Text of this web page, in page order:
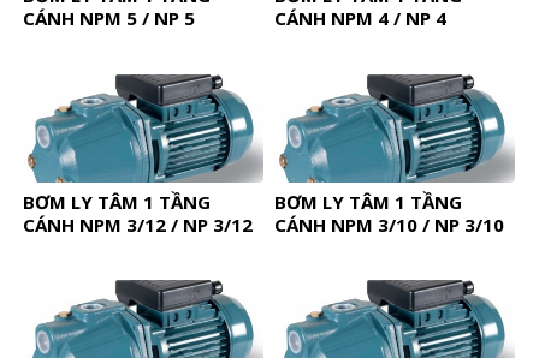
CÁNH NPM 5 / NP 5
CÁNH NPM 4 / NP 4
BƠM LY TÂM 1 TẦNG
CÁNH NPM 3/12 / NP 3/12
BƠM LY TÂM 1 TẦNG
CÁNH NPM 3/10 / NP 3/10